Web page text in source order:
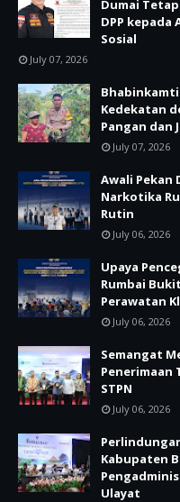
Dumai
DPP kepada
Sosial
July 07, 2026
Kedekatan
Pangan dan
July 07, 2026
Awali Pekan
Narkotika
Rutin
July 06, 2026
Upaya
Rumbai
Perawatan
July 06, 2026
Semangat
Penerimaan
STPN
July 06, 2026
Kabupaten
Ulayat